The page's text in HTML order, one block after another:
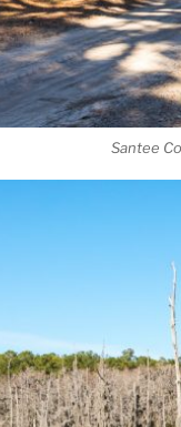
Santee